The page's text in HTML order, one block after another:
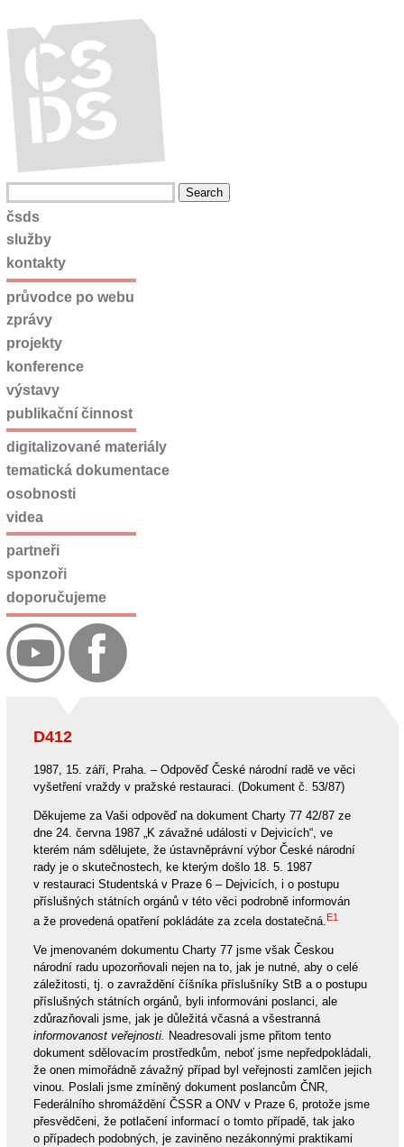
D412
1987, 15. září, Praha. – Odpověď České národní radě ve věci
vyšetření vraždy v pražské restauraci. (Dokument č. 53/87)
Děkujeme za Vaši odpověď na dokument Charty 77 42/87 ze
dne 24. června 1987 „K závažné události v Dejvicích“, ve
kterém nám sdělujete, že ústavněprávní výbor České národní
rady je o skutečnostech, ke kterým došlo 18. 5. 1987
v restauraci Studentská v Praze 6 – Dejvicích, i o postupu
příslušných státních orgánů v této věci podrobně informován
a že provedená opatření pokládáte za zcela dostatečná.E1
Ve jmenovaném dokumentu Charty 77 jsme však Českou
národní radu upozorňovali nejen na to, jak je nutné, aby o celé
záležitosti, tj. o zavraždění číšníka příslušníky StB a o postupu
příslušných státních orgánů, byli informováni poslanci, ale
zdůrazňovali jsme, jak je důležitá včasná a všestranná
informovanost veřejnosti. Neadresovali jsme přitom tento
dokument sdělovacím prostředkům, neboť jsme nepředpokládali,
že onen mimořádně závažný případ byl veřejnosti zamlčen jejich
vinou. Poslali jsme zmíněný dokument poslancům ČNR,
Federálního shromáždění ČSSR a ONV v Praze 6, protože jsme
přesvědčeni, že potlačení informací o tomto případě, tak jako
o případech podobných, je zaviněno nezákonnými praktikami
čsds
služby
kontakty
průvodce po webu
zprávy
projekty
konference
výstavy
publikační činnost
digitalizované materiály
tematická dokumentace
osobnosti
videa
partneři
sponzoři
doporučujeme